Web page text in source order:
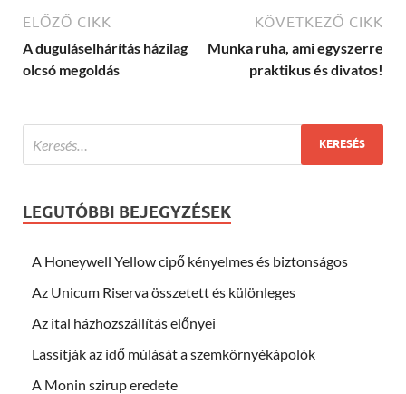
ELŐZŐ CIKK
A duguláselhárítás házilag
olcsó megoldás
KÖVETKEZŐ CIKK
Munka ruha, ami egyszerre
praktikus és divatos!
LEGUTÓBBI BEJEGYZÉSEK
A Honeywell Yellow cipő kényelmes és biztonságos
Az Unicum Riserva összetett és különleges
Az ital házhozszállítás előnyei
Lassítják az idő múlását a szemkörnyékápolók
A Monin szirup eredete